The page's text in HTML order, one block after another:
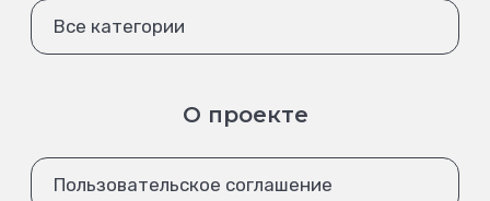
Все категории
О проекте
Пользовательское соглашение